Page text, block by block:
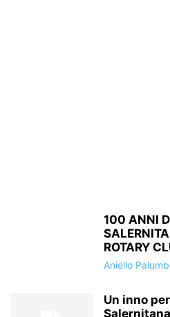
100 ANNI
ROTARY
Aniello
Un inno